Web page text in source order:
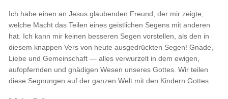
Ich habe einen an Jesus glaubenden Freund, der mir zeigte,
welche Macht das Teilen eines geistlichen Segens mit anderen
hat. Ich kann mir keinen besseren Segen vorstellen, als den in
diesem knappen Vers von heute ausgedrückten Segen! Gnade,
Liebe und Gemeinschaft — alles verwurzelt in dem ewigen,
aufopfernden und gnädigen Wesen unseres Gottes. Wir teilen
diese Segnungen auf der ganzen Welt mit den Kindern Gottes.